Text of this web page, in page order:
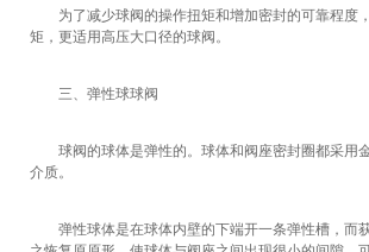
为了减少球阀的操作扭矩和增加密封的可靠程度
矩，更适用高压大口径的球阀。
三、弹性球球阀
球阀的球体是弹性的。球体和阀座密封圈都采用
介质。
弹性球体是在球体内壁的下端开一条弹性槽，而